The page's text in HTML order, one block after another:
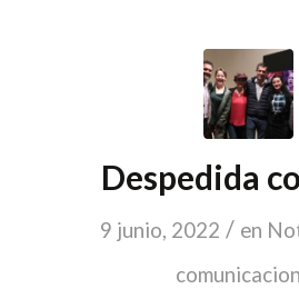
Despedida
9 junio, 2022 / en